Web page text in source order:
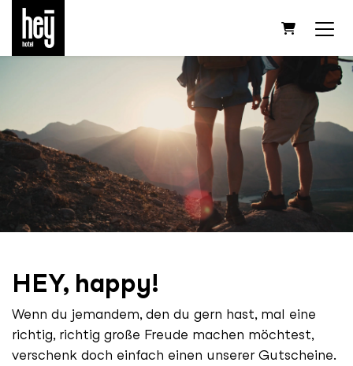
HEY, happy!
Wenn du jemandem, den du gern hast, mal eine
richtig, richtig große Freude machen möchtest,
verschenk doch einfach einen unserer Gutscheine.